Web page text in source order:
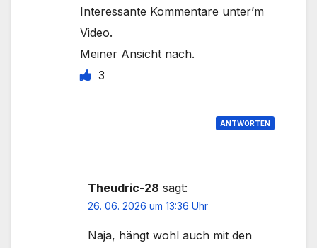
Interessante Kommentare unter’m
Video.
Meiner Ansicht nach.
3
ANTWORTEN
Theudric-28 sagt:
26. 06. 2026 um 13:36 Uhr
Naja, hängt wohl auch mit den